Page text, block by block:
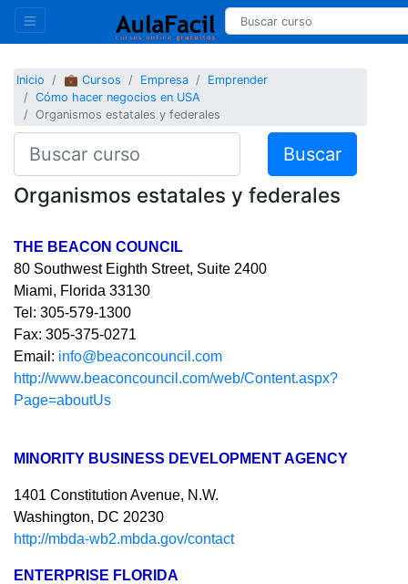
Inicio 💼 Cursos Empresa
Emprender
Cómo hacer negocios en USA
Organismos estatales y federales
Buscar
Organismos estatales y federales
THE BEACON COUNCIL
80 Southwest Eighth Street, Suite 2400
Miami, Florida 33130
Tel: 305-579-1300
Fax: 305-375-0271
Email: info@beaconcouncil.com
http://www.beaconcouncil.com/web/Content.aspx?
Page=aboutUs
MINORITY BUSINESS DEVELOPMENT AGENCY
1401 Constitution Avenue, N.W.
Washington, DC 20230
http://mbda-wb2.mbda.gov/contact
ENTERPRISE FLORIDA